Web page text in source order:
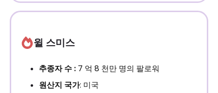
윌 스미스
추종자 수 : 7 억 8 천만 명의 팔로워
원산지 국가: 미국